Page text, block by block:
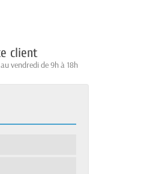
client
vendredi de 9h à 18h